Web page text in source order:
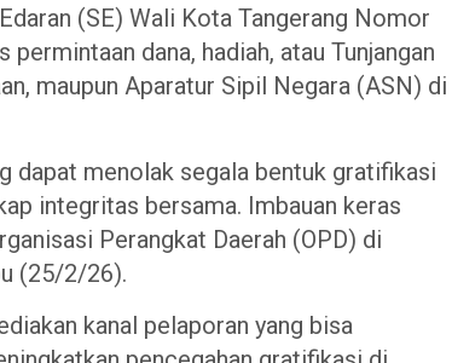
(SE) Wali Kota Tangerang Nomor
dana, hadiah, atau Tunjangan
maupun Aparatur Sipil Negara (ASN) di
dapat menolak segala bentuk gratifikasi
integritas bersama. Imbauan keras
Perangkat Daerah (OPD) di
(25/2/26).
kanal pelaporan yang bisa